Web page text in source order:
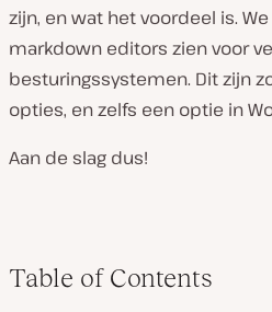
zijn, en wat het voordeel is.
markdown editors zien voor
besturingssystemen. Dit zijn
opties, en zelfs een optie in
Aan de slag dus!
Table of Contents